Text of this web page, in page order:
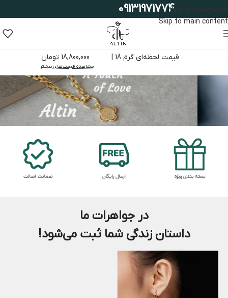
Skip to navigation
Skip to main content
09131971774
قیمت لحظه‌ای گرم 18 | 18,800,000 تومان
مشاهده قیمت‌های بیشتر
ضمانت اصالت ارسال رایگان بسته بندی ویژه
در جواهرات ما
داستان زندگی شما ثبت می‌شود!